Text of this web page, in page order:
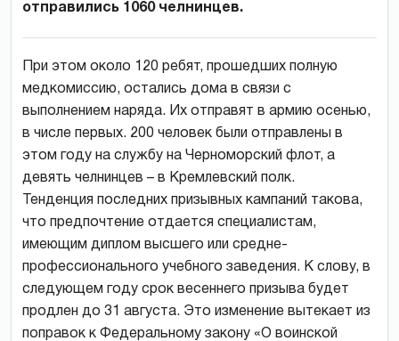
отправились 1060 челнинцев.
При этом около 120 ребят, прошедших полную
медкомиссию, остались дома в связи с
выполнением наряда. Их отправят в армию осенью,
в числе первых. 200 человек были отправлены в
этом году на службу на Черноморский флот, а
девять челнинцев – в Кремлевский полк.
Тенденция последних призывных кампаний такова,
что предпочтение отдается специалистам,
имеющим диплом высшего или средне-
профессионального учебного заведения. К слову, в
следующем году срок весеннего призыва будет
продлен до 31 августа. Это изменение вытекает из
поправок к Федеральному закону «О воинской